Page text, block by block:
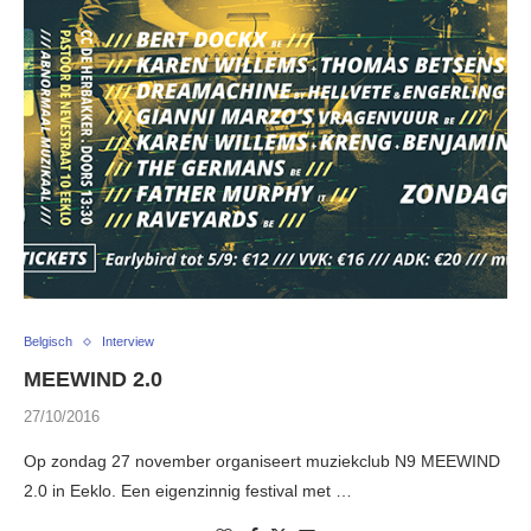
Belgisch Interview
MEEWIND 2.0
27/10/2016
Op zondag 27 november organiseert muziekclub N9 MEEWIND
2.0 in Eeklo. Een eigenzinnig festival met …